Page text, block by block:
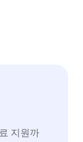
지원까